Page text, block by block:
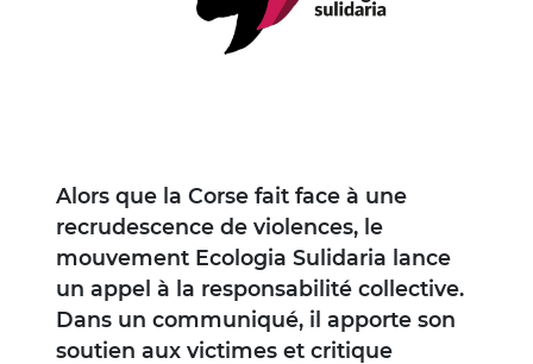
Alors que la Corse fait face à une
recrudescence de violences, le
mouvement Ecologia Sulidaria lance
un appel à la responsabilité collective.
Dans un communiqué, il apporte son
soutien aux victimes et critique